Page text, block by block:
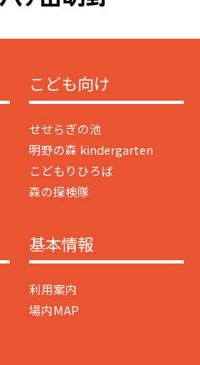
こども向け
せせらぎの池
明野の森 kindergarten
こどもりひろば
森の探検隊
基本情報
利用案内
場内MAP